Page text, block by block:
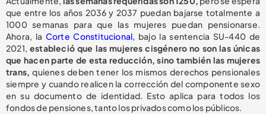
que entre los años 2036 y 2037 puedan bajarse totalmente a
1000 semanas para que las mujeres puedan pensionarse.
Ahora, la Corte Constitucional, bajo la sentencia SU-440 de
2021, estableció que las mujeres cisgénero no son las únicas
que hacen parte de esta reducción, sino también las mujeres
trans,quienes deben tener los mismos derechos pensionales
siempre y cuando realicen la corrección del componente sexo
en su documento de identidad. Esto aplica para todos los
fondos de pensiones, tanto los privados como los públicos.